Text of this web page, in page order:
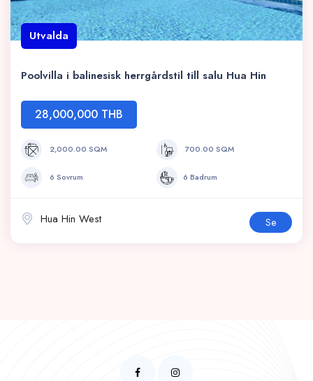
Utvalda
Poolvilla i balinesisk herrgårdstil till salu Hua Hin
28,000,000 THB
2,000.00 SQM 700.00 SQM
6 Sovrum 6 Badrum
Hua Hin West Se